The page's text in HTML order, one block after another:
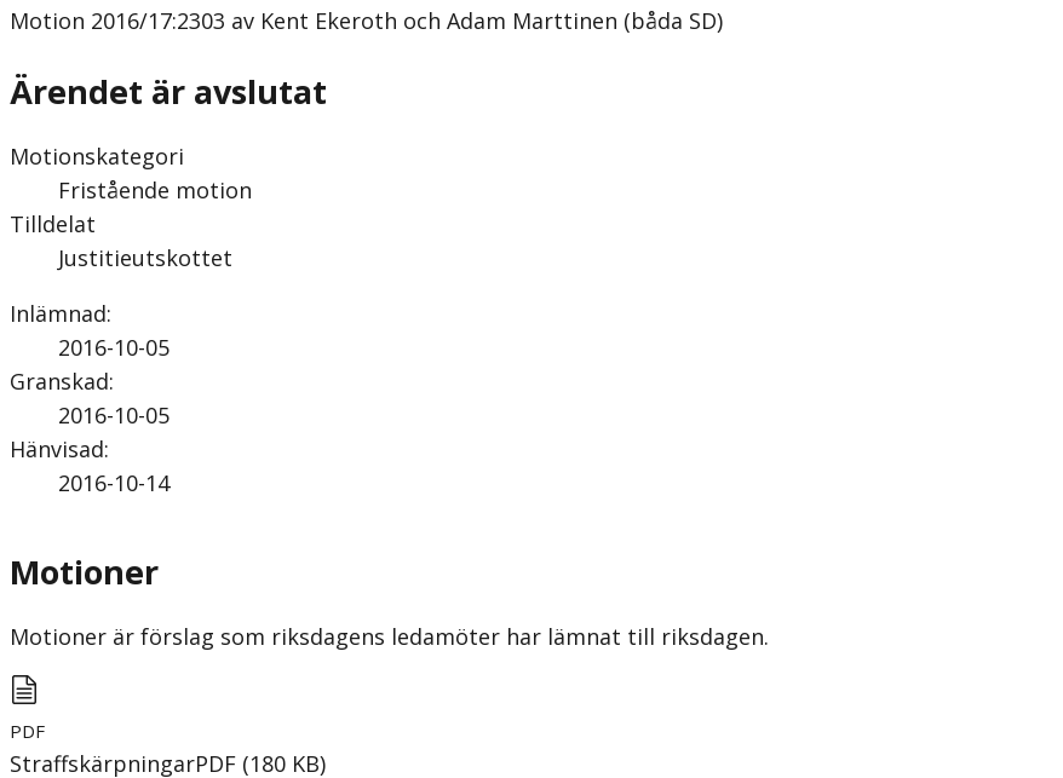
Motion 2016/17:2303 av Kent Ekeroth och Adam Marttinen (båda SD)
Ärendet är avslutat
Motionskategori
Fristående motion
Tilldelat
Justitieutskottet
Inlämnad:
2016-10-05
Granskad:
2016-10-05
Hänvisad:
2016-10-14
Motioner
Motioner är förslag som riksdagens ledamöter har lämnat till riksdagen.
PDF
StraffskärpningarPDF (180 KB)